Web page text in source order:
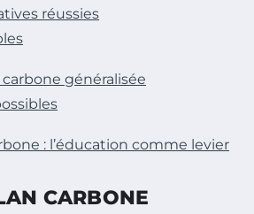
réussies
généralisée
: l’éducation comme levier
CARBONE